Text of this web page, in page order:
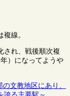
線。
され、戦後順次複
）になってようや